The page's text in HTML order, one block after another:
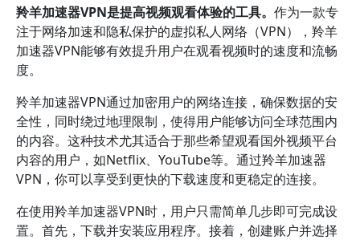
羚羊加速器VPN是提高视频观看体验的工具。 作为一款专
注于网络加速和隐私保护的虚拟私人网络（VPN），羚羊
加速器VPN能够有效提升用户在观看视频时的速度和流畅
度。
羚羊加速器VPN通过加密用户的网络连接，确保数据的安
全性，同时绕过地理限制，使得用户能够访问全球范围内
的内容。这种技术尤其适合于那些希望观看国外视频平台
内容的用户，如Netflix、YouTube等。通过羚羊加速器
VPN，你可以享受到更快的下载速度和更稳定的连接。
在使用羚羊加速器VPN时，用户只需简单几步即可完成设
置。首先，下载并安装应用程序。接着，创建账户并选择